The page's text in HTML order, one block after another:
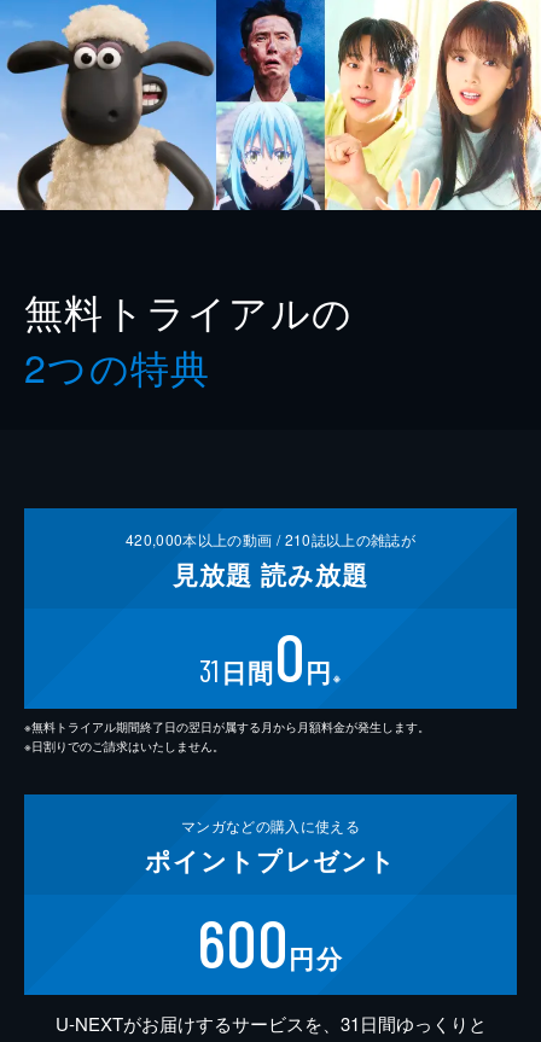
無料トライアルの
2つの特典
420,000本以上の動画 /210誌以上の雑誌が
見放題 読み放題
31 日間0円 ※
※無料トライアル期間終了日の翌日が属する月から月額料金が発生します。
※日割りでのご請求はいたしません。
マンガなどの購入に使える
ポイント プレゼント
600円分
U-NEXTがお届けするサービスを、31日間ゆっくりと